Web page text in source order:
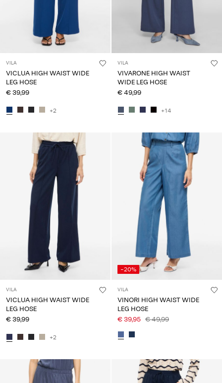
VILA
VICLUA HIGH WAIST WIDE
LEG HOSE
€ 39,99
+2
VILA
VIVARONE HIGH WAIST
WIDE LEG HOSE
€ 49,99
+14
VILA
VICLUA HIGH WAIST WIDE
LEG HOSE
€ 39,99
+2
-20%
VILA
VINORI HIGH WAIST WIDE
LEG HOSE
€ 39,95 € 49,99